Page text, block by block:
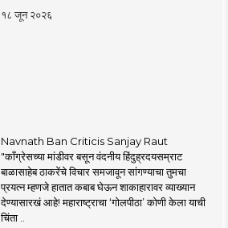
१८ जून २०२६
Navnath Ban Criticis Sanjay Raut
"काँग्रेसच्या मांडीवर बसून वंदनीय हिंदुह्रदयसम्राट
बाळासाहेब ठाकरेंचे विचार समजावून सांगण्याचा तुमचा
प्रयत्न म्हणजे हातात कबाब घेऊन शाकाहारावर व्याख्यान
देण्यासारखं आहे! महाराष्ट्राचा ‘गोलपीठा’ कोणी केला याची
चिंता ..